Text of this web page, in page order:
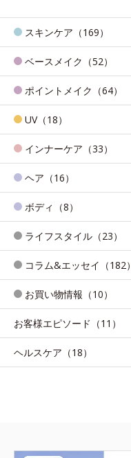
スキンケア（169）
ベースメイク（52）
ポイントメイク（64）
UV（18）
インナーケア（33）
ヘア（16）
ボディ（8）
ライフスタイル（23）
コラム&エッセイ（182）
お買い物情報（10）
お客様エピソード（11）
ヘルスケア（18）